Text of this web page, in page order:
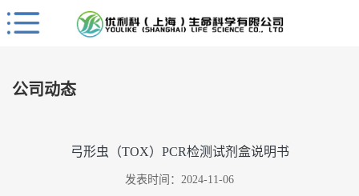
Close
首
公司动态
弓形虫（TOX）PCR检测试剂盒说明书
发表时间：2024-11-06